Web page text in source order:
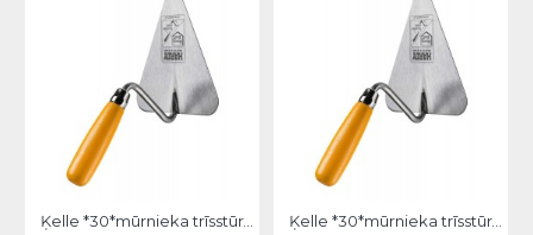
Ķelle *30*mūrnieka trīsstūra 18cm, Hardy Ķelle *30*mūrnieka trīsstūra 20cm, Hardy